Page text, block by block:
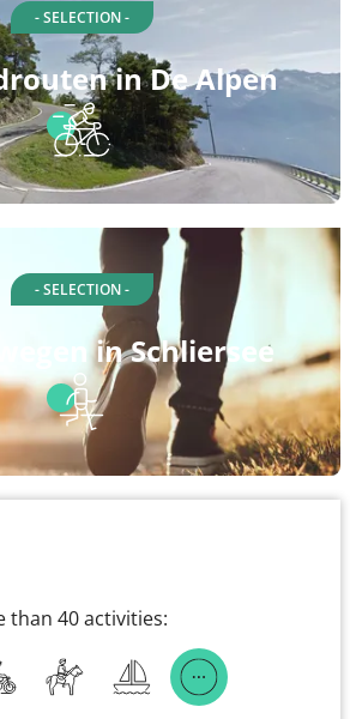
- SELECTION -
in De Alpen
- SELECTION -
in Schliersee
than 40 activities: